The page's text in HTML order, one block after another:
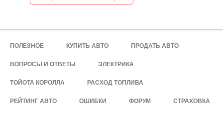
ПОЛЕЗНОЕ КУПИТЬ АВТО ПРОДАТЬ АВТО
ВОПРОСЫ И ОТВЕТЫ ЭЛЕКТРИКА
ТОЙОТА КОРОЛЛА РАСХОД ТОПЛИВА
РЕЙТИНГ АВТО ОШИБКИ ФОРУМ СТРАХОВКА